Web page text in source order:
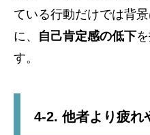
ている行動だけでは背
に、 自己肯定感の低下
す。
4-2. 他者より疲れ